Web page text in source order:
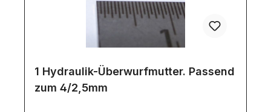
1 Hydraulik-Überwurfmutter. Passend
zum 4/2,5mm